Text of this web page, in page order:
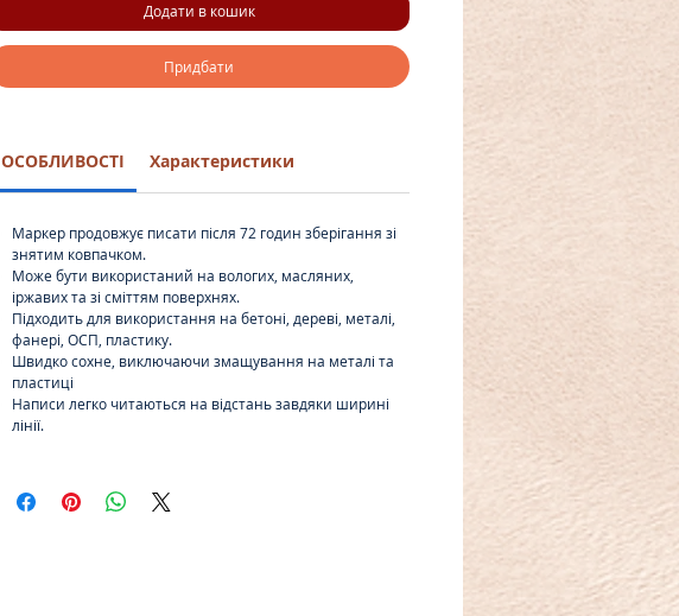
Додати в кошик
Придбати
ОСОБЛИВОСТІ Характеристики
Маркер продовжує писати після 72 годин зберігання зі
знятим ковпачком.
Може бути використаний на вологих, масляних,
іржавих та зі сміттям поверхнях.
Підходить для використання на бетоні, дереві, металі,
фанері, ОСП, пластику.
Швидко сохне, виключаючи змащування на металі та
пластиці
Написи легко читаються на відстань завдяки ширині
лінії.